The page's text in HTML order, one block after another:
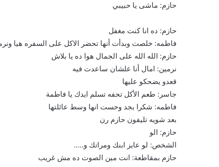
حازم: ماشى يا حبيبي
حازم: ده انا كنت مغفل
فاطمه: خلصت وبدأت أنها تحضر الاكل على السفره هيا
حازم: الله الله على الجمال هوا ده يا بلاش
نرمين: امال أنا علشان ساعدت فيه
قعدو يضحكو عليها
جاسر: طعم الأكل تحفه تسلم ايدك يا فاطمة
فاطمه: شكرا بجد وحست انها وسط عائلتها
بعد شويه تليفون حازم رن
حازم: الو
الشخص: لو عايز ابنك ومراتك و…..
حازم بمقاطعة: انت مين الصوت ده مش غريب